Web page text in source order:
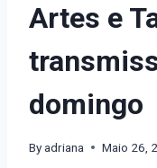
Artes e
domingo
Byadriana Maio 26,